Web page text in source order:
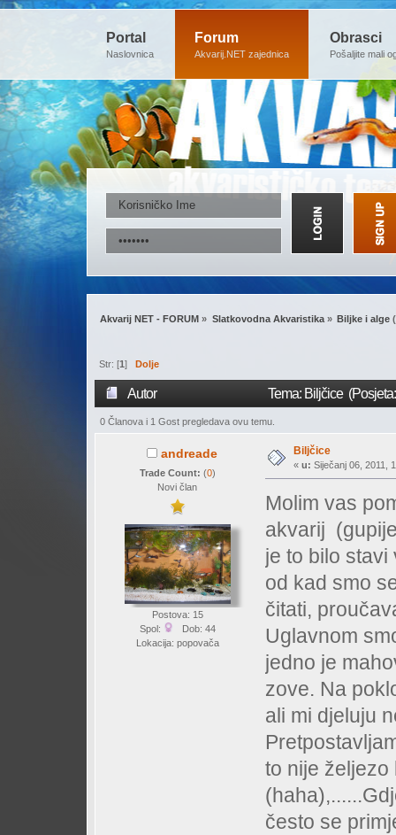
Portal
Naslovnica
Forum
Akvarij.NET zajednica
Obrasci
Pošaljite mali
Akvarij NET - FORUM » Slatkovodna Akvaristika» Biljke i alge
Str: [1] Dolje
Autor Tema: Biljčice
0 Članova i 1 Gost pregledava ovu temu.
andreade
Trade Count: (0)
Novi član
Postova: 15
Spol:
Dob: 44
Lokacija: popovača
Biljčice
« u: Siječanj 06, 2011,
Molim vas
akvarij
je to bilo stavi
od kad smo
čitati,
Uglavnom
jedno je
zove. Na
ali mi djeluju
to nije željezo
često se